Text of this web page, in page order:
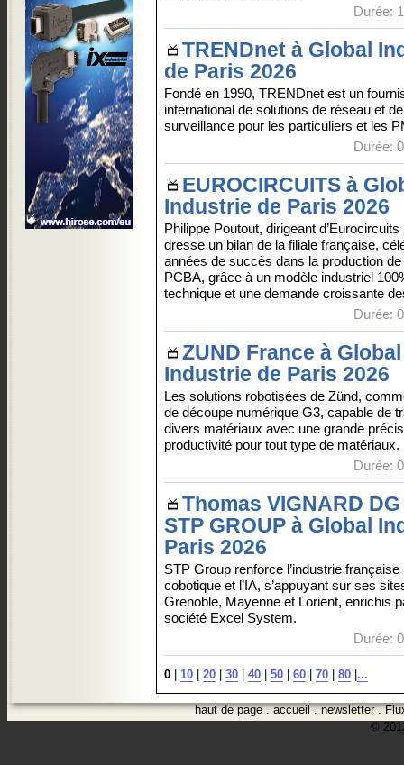
Durée:
TRENDnet à Global
de Paris 2026
Fondé en 1990, TRENDnet est un
international de solutions de réseau et de
surveillance pour les particuliers et les
Durée:
EUROCIRCUITS à
Industrie de Paris 2026
Philippe Poutout, dirigeant
dresse un bilan de la filiale française,
années de succès dans la production
PCBA, grâce à un modèle industriel
technique et une demande croissante
Durée:
ZUND France à Global
Industrie de Paris 2026
Les solutions robotisées de Zünd,
de découpe numérique G3, capable de
divers matériaux avec une grande
productivité pour tout type de matériaux.
Durée:
Thomas VIGNARD
STP GROUP à Global
Paris 2026
STP Group renforce l’industrie française
cobotique et l’IA, s’appuyant sur ses
Grenoble, Mayenne et Lorient, enrichis
société Excel System.
Durée:
0 | 10 | 20 | 30 | 40 | 50 | 60 | 70 | 80 |...
haut de page.accueil.newsletter.
©